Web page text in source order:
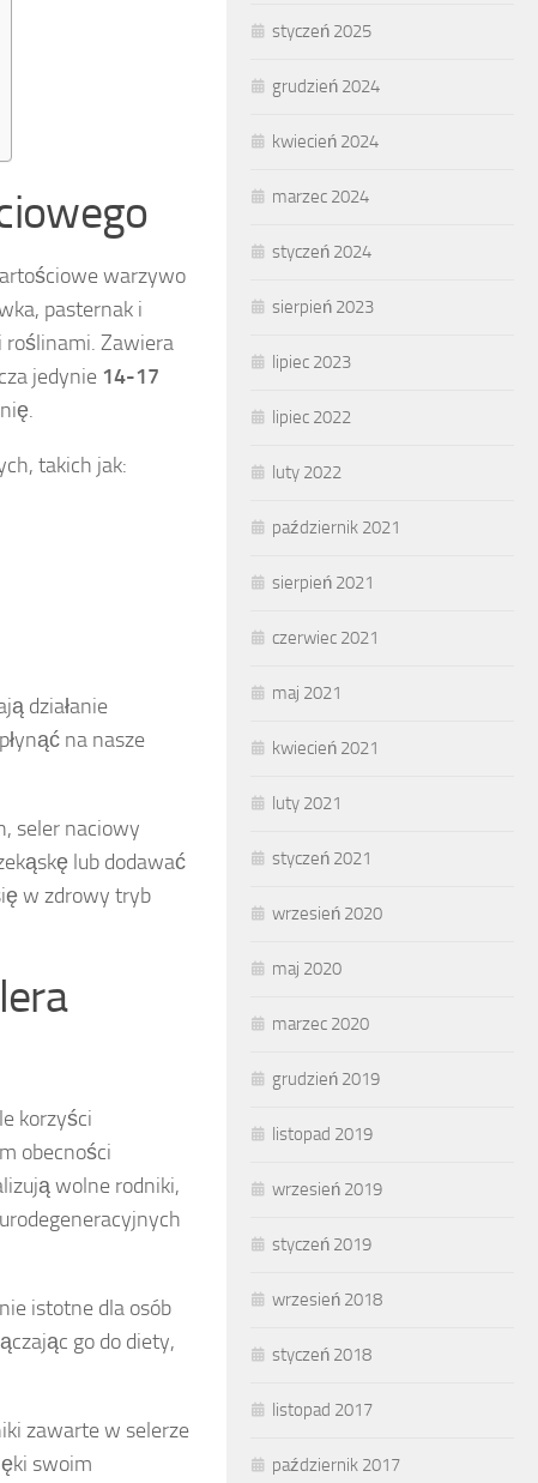
warzywo
pasternak i
roślinami. Zawiera
jedynie 14-17
takich jak:
działanie
na nasze
seler naciowy
lub dodawać
w zdrowy tryb
korzyści
obecności
wolne rodniki,
istotne dla osób
go do diety,
zawarte w selerze
swoim
styczeń 2025
grudzień 2024
kwiecień 2024
marzec 2024
styczeń 2024
sierpień 2023
lipiec 2023
lipiec 2022
luty 2022
październik 2021
sierpień 2021
czerwiec 2021
maj 2021
kwiecień 2021
luty 2021
styczeń 2021
wrzesień 2020
maj 2020
marzec 2020
grudzień 2019
listopad 2019
wrzesień 2019
styczeń 2019
wrzesień 2018
styczeń 2018
listopad 2017
październik 2017